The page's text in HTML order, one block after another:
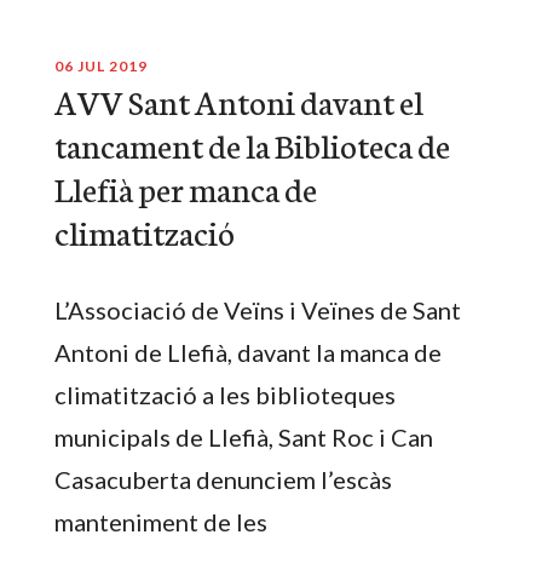
06 JUL 2019
AVV Sant Antoni davant el
tancament de la Biblioteca de
Llefià per manca de
climatització
L’Associació de Veïns i Veïnes de Sant
Antoni de Llefià, davant la manca de
climatització a les biblioteques
municipals de Llefià, Sant Roc i Can
Casacuberta denunciem l’escàs
manteniment de les